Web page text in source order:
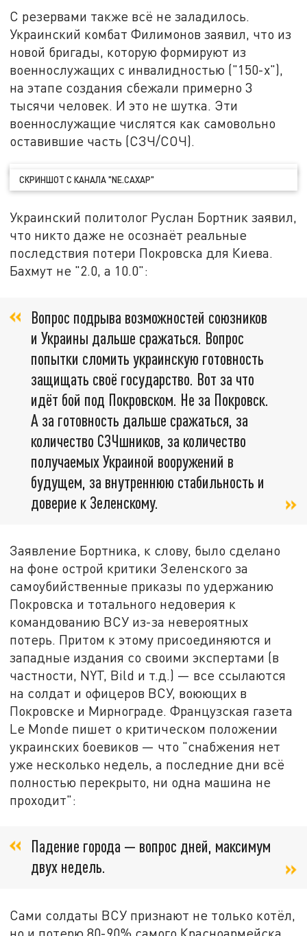
С резервами также всё не заладилось.
Украинский комбат Филимонов заявил, что из
новой бригады, которую формируют из
военнослужащих с инвалидностью ("150-х"),
на этапе создания сбежали примерно 3
тысячи человек. И это не шутка. Эти
военнослужащие числятся как самовольно
оставившие часть (СЗЧ/СОЧ).
СКРИНШОТ С КАНАЛА "NE.САХАР"
Украинский политолог Руслан Бортник заявил,
что никто даже не осознаёт реальные
последствия потери Покровска для Киева.
Бахмут не "2.0, а 10.0":
Вопрос подрыва возможностей союзников
и Украины дальше сражаться. Вопрос
попытки сломить украинскую готовность
защищать своё государство. Вот за что
идёт бой под Покровском. Не за Покровск.
А за готовность дальше сражаться, за
количество СЗЧшников, за количество
получаемых Украиной вооружений в
будущем, за внутреннюю стабильность и
доверие к Зеленскому.
Заявление Бортника, к слову, было сделано
на фоне острой критики Зеленского за
самоубийственные приказы по удержанию
Покровска и тотального недоверия к
командованию ВСУ из-за невероятных
потерь. Притом к этому присоединяются и
западные издания со своими экспертами (в
частности, NYT, Bild и т.д.) — все ссылаются
на солдат и офицеров ВСУ, воюющих в
Покровске и Мирнограде. Французская газета
Le Monde пишет о критическом положении
украинских боевиков — что "снабжения нет
уже несколько недель, а последние дни всё
полностью перекрыто, ни одна машина не
проходит":
Падение города — вопрос дней, максимум
двух недель.
Сами солдаты ВСУ признают не только котёл,
но и потерю 80-90% самого Красноармейска.